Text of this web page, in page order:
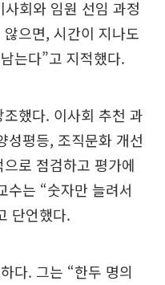
회와 임원 선임 과정
으면, 시간이 지나도
는다”고 지적했다.
했다. 이사회 추천 과
성평등, 조직문화 개선
로 점검하고 평가에
수는 “숫자만 늘려서
단언했다.
다. 그는 “한두 명의